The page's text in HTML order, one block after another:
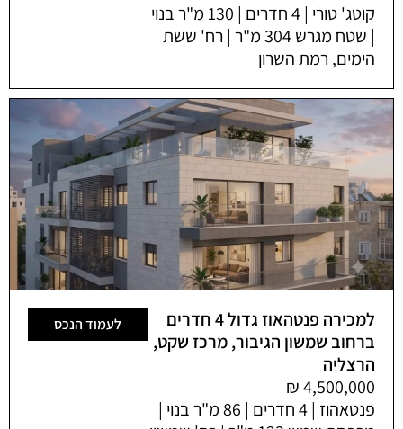
קוטג' טורי | 4 חדרים | 130 מ"ר בנוי
| שטח מגרש 304 מ"ר | רח' ששת
הימים, רמת השרון
למכירה פנטהאוז גדול 4 חדרים
ברחוב שמשון הגיבור, מרכז שקט,
הרצליה
פנטאהוז | 4 חדרים | 86 מ"ר בנוי |
לעמוד הנכס